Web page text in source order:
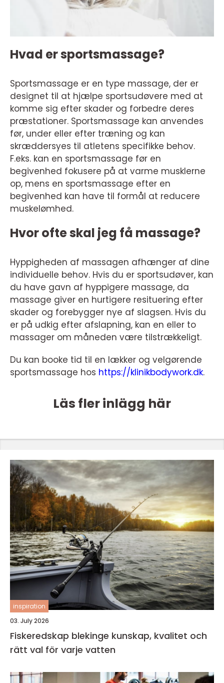
Hvad er sportsmassage?
Sportsmassage er en type massage, der er
designet til at hjælpe sportsudøvere med at
komme sig efter skader og forbedre deres
præstationer. Sportsmassage kan anvendes
før, under eller efter træning og kan
skræddersyes til atletens specifikke behov.
F.eks. kan en sportsmassage før en
begivenhed fokusere på at varme musklerne
op, mens en sportsmassage efter en
begivenhed kan have til formål at reducere
muskelømhed.
Hvor ofte skal jeg få massage?
Hyppigheden af massagen afhænger af dine
individuelle behov. Hvis du er sportsudøver, kan
du have gavn af hyppigere massage, da
massage giver en hurtigere resituering efter
skader og forebygger nye af slagsen. Hvis du
er på udkig efter afslapning, kan en eller to
massager om måneden være tilstrækkeligt.
Du kan booke tid til en lækker og velgørende
sportsmassage hos https://klinikbodywork.dk.
Läs fler inlägg här
inspiration
03. July 2026
Fiskeredskap blekinge kunskap, kvalitet och
rätt val för varje vatten